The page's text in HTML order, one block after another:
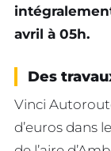
avril à 05h.
Des
Vinci
d’euros dans